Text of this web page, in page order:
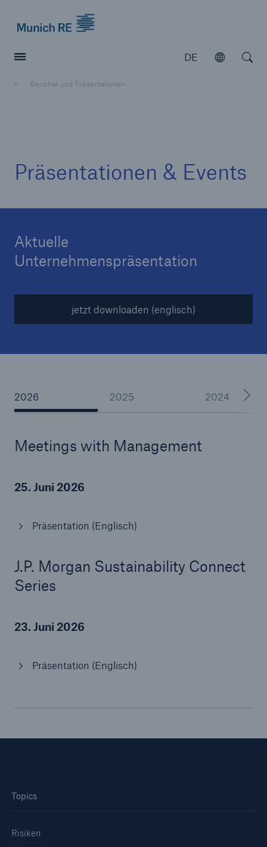
DE
Öffnen
Berichte und Präsentationen
Präsentationen & Events
Aktuelle
Unternehmenspräsentation
jetzt downloaden (englisch)
2026 2025 2024
Meetings with Management
25. Juni 2026
Präsentation (Englisch)
J.P. Morgan Sustainability Connect
Series
23. Juni 2026
Präsentation (Englisch)
Topics
Risiken
Tech Trend Radar 2026
Reinsurance Property/Casualty
Marine Trend Radar 2025
Naturkatastrophen
71.8%